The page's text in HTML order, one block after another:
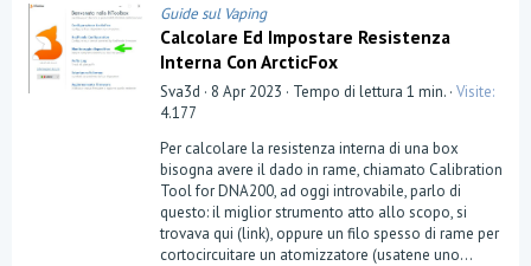
Guide sul Vaping
Calcolare Ed Impostare Resistenza
Interna Con ArcticFox
Sva3d 8 Apr 2023 Tempo di lettura 1 min. Visite
4.177
Per calcolare la resistenza interna di una box
bisogna avere il dado in rame, chiamato Calibration
Tool for DNA200, ad oggi introvabile, parlo di
questo: il miglior strumento atto allo scopo, si
trovava qui (link), oppure un filo spesso di rame per
cortocircuitare un atomizzatore (usatene uno...